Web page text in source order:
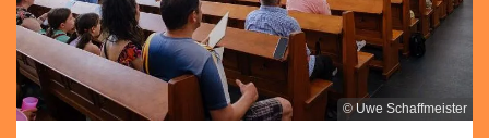
© Uwe Schaffmeister